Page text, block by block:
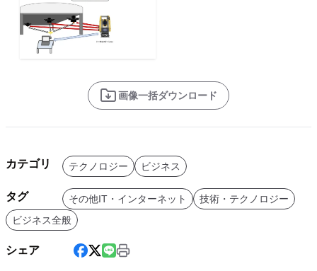
画像一括ダウンロード
カテゴリ テクノロジー ビジネス
タグ その他IT・インターネット
技術・テクノロジー
ビジネス全般
シェア